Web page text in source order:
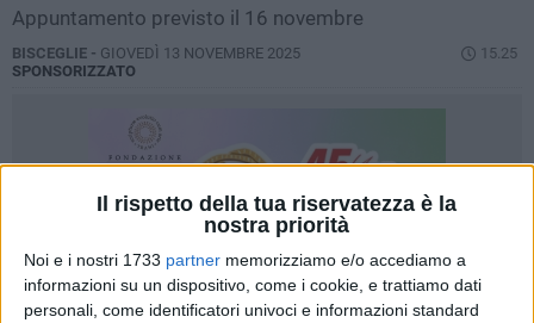
Il rispetto della tua riservatezza è la
nostra priorità
Noi e i nostri 1733 partner memorizziamo e/o accediamo a
informazioni su un dispositivo, come i cookie, e trattiamo dati
personali, come identificatori univoci e informazioni standard
Appuntamento previsto il 16 novembre
BISCEGLIE - GIOVEDÌ 13 NOVEMBRE 2025
15.25
SPONSORIZZATO